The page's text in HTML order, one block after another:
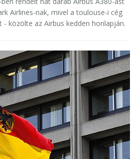
Airlines-nak, mivel a toulouse-i cég
közölte az Airbus kedden honlapján.